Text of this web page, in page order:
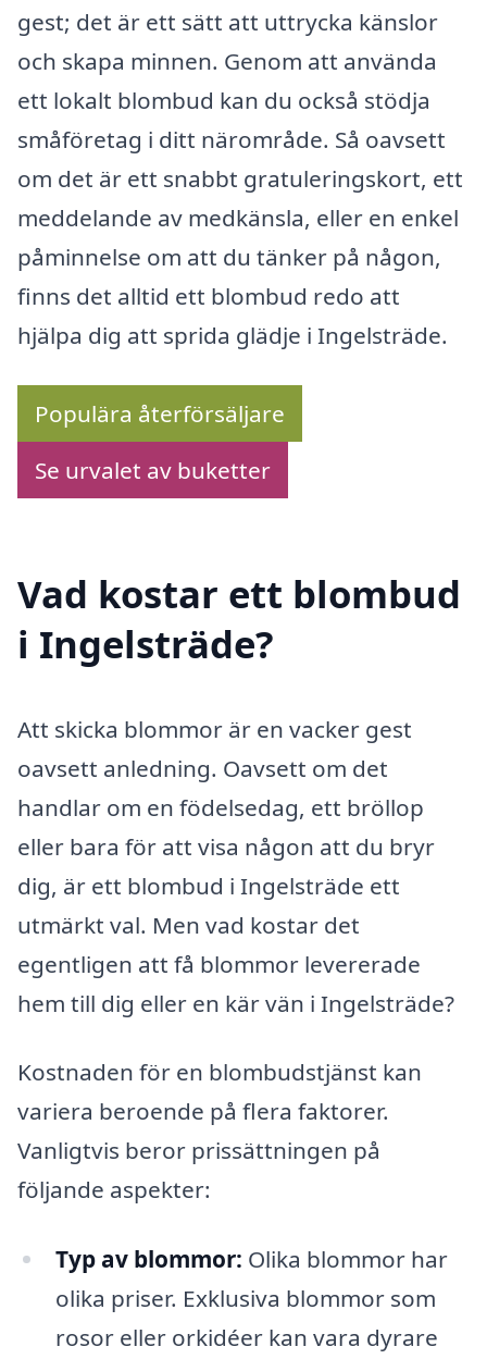
gest; det är ett sätt att uttrycka känslor
och skapa minnen. Genom att använda
ett lokalt blombud kan du också stödja
småföretag i ditt närområde. Så oavsett
om det är ett snabbt gratuleringskort, ett
meddelande av medkänsla, eller en enkel
påminnelse om att du tänker på någon,
finns det alltid ett blombud redo att
hjälpa dig att sprida glädje i Ingelsträde.
Populära återförsäljare
Se urvalet av buketter
Vad kostar ett blombud
i Ingelsträde?
Att skicka blommor är en vacker gest
oavsett anledning. Oavsett om det
handlar om en födelsedag, ett bröllop
eller bara för att visa någon att du bryr
dig, är ett blombud i Ingelsträde ett
utmärkt val. Men vad kostar det
egentligen att få blommor levererade
hem till dig eller en kär vän i Ingelsträde?
Kostnaden för en blombudstjänst kan
variera beroende på flera faktorer.
Vanligtvis beror prissättningen på
följande aspekter:
Typ av blommor: Olika blommor har
olika priser. Exklusiva blommor som
rosor eller orkidéer kan vara dyrare